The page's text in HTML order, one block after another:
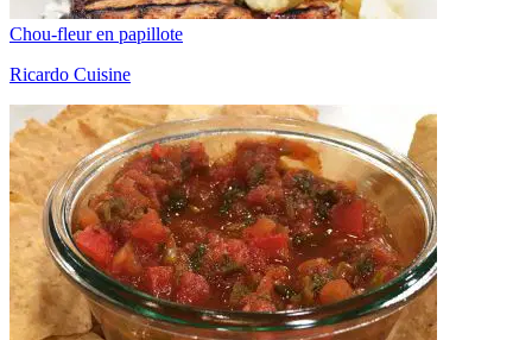
Chou-fleur en papillote
Ricardo Cuisine